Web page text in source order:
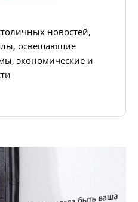
новостей,
освещающие
экономические и